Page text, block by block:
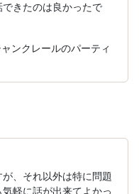
きたのは良かったで
ンクレールのパーティ
、それ以外は特に問題
軽に話が出来てよかっ